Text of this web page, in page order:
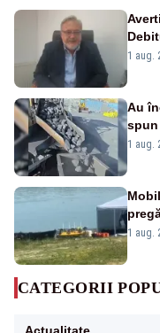
1 aug.
Au
spun
1 aug.
către
1 aug.
CATEGORII
Actualitate